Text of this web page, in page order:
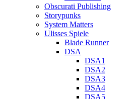
Obscurati Publishing
Storypunks
System Matters
Ulisses Spiele
Blade Runner
DSA
DSA1
DSA2
DSA3
DSA4
DSA5